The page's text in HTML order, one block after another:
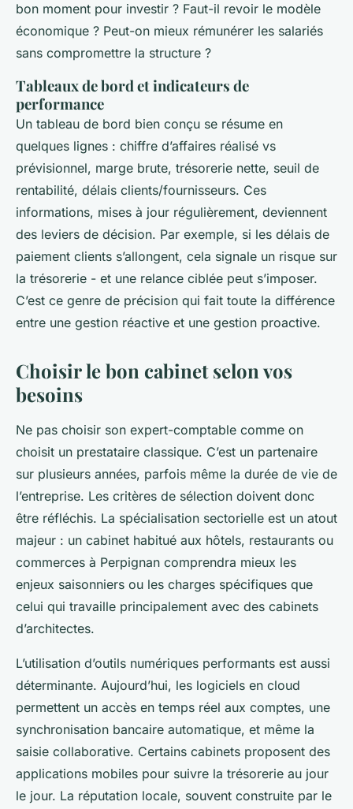
bon moment pour investir ? Faut-il revoir le modèle
économique ? Peut-on mieux rémunérer les salariés
sans compromettre la structure ?
Tableaux de bord et indicateurs de
performance
Un tableau de bord bien conçu se résume en
quelques lignes : chiffre d’affaires réalisé vs
prévisionnel, marge brute, trésorerie nette, seuil de
rentabilité, délais clients/fournisseurs. Ces
informations, mises à jour régulièrement, deviennent
des leviers de décision. Par exemple, si les délais de
paiement clients s’allongent, cela signale un risque sur
la trésorerie - et une relance ciblée peut s’imposer.
C’est ce genre de précision qui fait toute la différence
entre une gestion réactive et une gestion proactive.
Choisir le bon cabinet selon vos
besoins
Ne pas choisir son expert-comptable comme on
choisit un prestataire classique. C’est un partenaire
sur plusieurs années, parfois même la durée de vie de
l’entreprise. Les critères de sélection doivent donc
être réfléchis. La spécialisation sectorielle est un atout
majeur : un cabinet habitué aux hôtels, restaurants ou
commerces à Perpignan comprendra mieux les
enjeux saisonniers ou les charges spécifiques que
celui qui travaille principalement avec des cabinets
d’architectes.
L’utilisation d’outils numériques performants est aussi
déterminante. Aujourd’hui, les logiciels en cloud
permettent un accès en temps réel aux comptes, une
synchronisation bancaire automatique, et même la
saisie collaborative. Certains cabinets proposent des
applications mobiles pour suivre la trésorerie au jour
le jour. La réputation locale, souvent construite par le